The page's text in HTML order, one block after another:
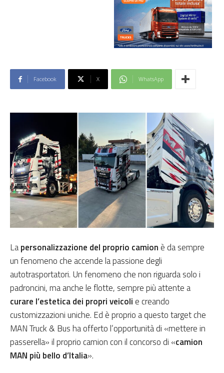
Facebook X WhatsApp
Lapersonalizzazione del proprio camion è da sempre
un fenomeno che accende la passione degli
autotrasportatori. Un fenomeno che non riguarda solo i
padroncini, ma anche le flotte, sempre più attente a
curare l’estetica dei propri veicoli e creando
customizzazioni uniche. Ed è proprio a questo target che
MAN Truck & Bus ha offerto l’opportunità di «mettere in
passerella» il proprio camion con il concorso di «camion
MAN più bello d’Italia».